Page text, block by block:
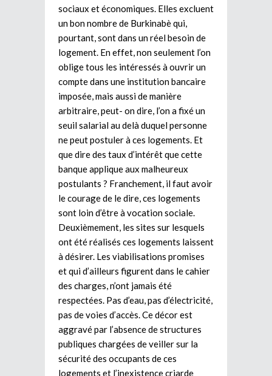
sociaux et économiques. Elles excluent
un bon nombre de Burkinabè qui,
pourtant, sont dans un réel besoin de
logement. En effet, non seulement l’on
oblige tous les intéressés à ouvrir un
compte dans une institution bancaire
imposée, mais aussi de manière
arbitraire, peut- on dire, l’on a fixé un
seuil salarial au delà duquel personne
ne peut postuler à ces logements. Et
que dire des taux d’intérêt que cette
banque applique aux malheureux
postulants ? Franchement, il faut avoir
le courage de le dire, ces logements
sont loin d’être à vocation sociale.
Deuxièmement, les sites sur lesquels
ont été réalisés ces logements laissent
à désirer. Les viabilisations promises
et qui d’ailleurs figurent dans le cahier
des charges, n’ont jamais été
respectées. Pas d’eau, pas d’électricité,
pas de voies d’accès. Ce décor est
aggravé par l’absence de structures
publiques chargées de veiller sur la
sécurité des occupants de ces
logements et l’inexistence criarde